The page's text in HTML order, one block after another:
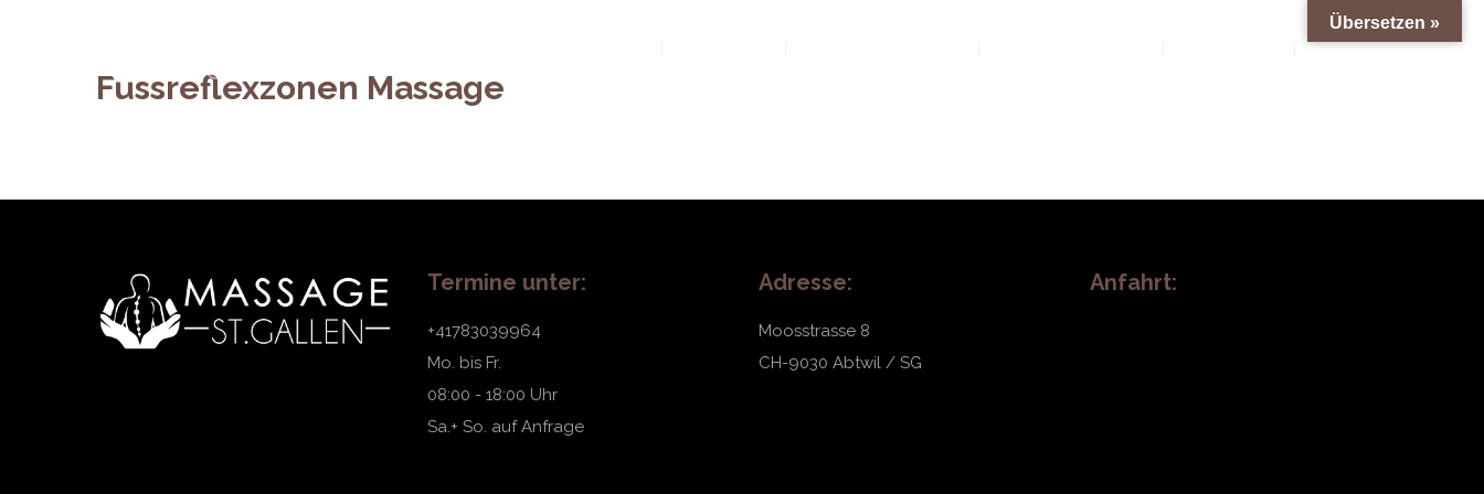
Kontakt
Fussreflexzonen Massage
Termine unter:
+41783039964
Mo. bis Fr.
08:00 - 18:00 Uhr
Sa.+ So. auf Anfrage
Adresse:
Moosstrasse 8
CH-9030 Abtwil / SG
Anfahrt:
Übersetzen »